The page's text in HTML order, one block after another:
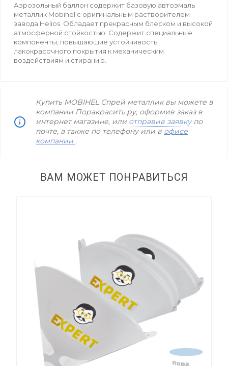
Аэрозольный баллон содержит базовую автоэмаль
металлик Mobihel с оригинальным растворителем
завода Helios. Обладает прекрасным блеском и высокой
атмосферной стойкостью. Содержит специальные
компоненты, повышающие устойчивость
лакокрасочного покрытия к механическим
воздействиям и стиранию.
Купить MOBIHEL Спрей металлик вы можете в
компании Поракрасить.ру, оформив заказ в
интернет магазине, или отправив заявкупо
почте, а также по телефону или в офисе
компании .
ВАМ МОЖЕТ ПОНРАВИТЬСЯ